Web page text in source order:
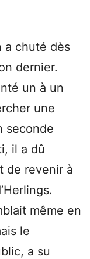
a chuté dès
dernier.
un à un
une
seconde
il a dû
de revenir à
même en
le
a su